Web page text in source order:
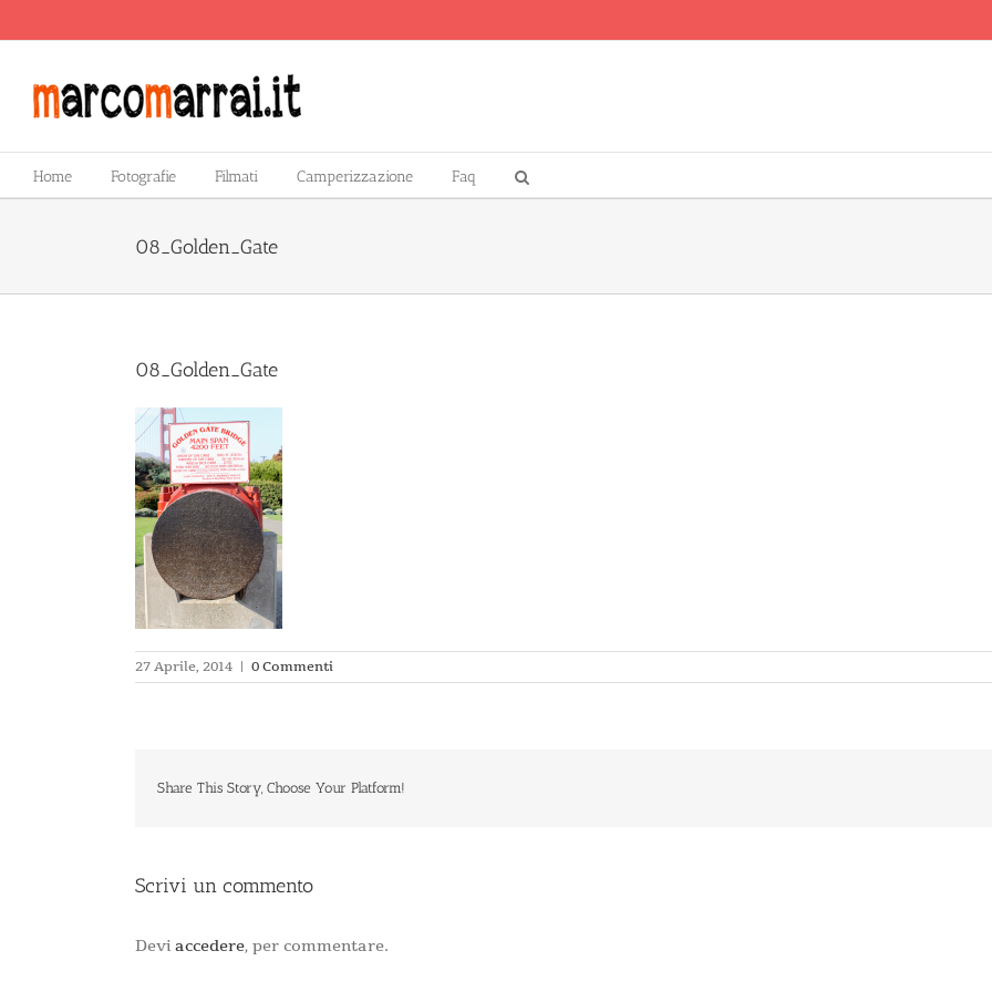
Home Fotografie Filmati Camperizzazione Faq
08_Golden_Gate
08_Golden_Gate
27 Aprile, 2014 | 0 Commenti
Share This Story, Choose Your Platform!
Scrivi un commento
Devi accedere, per commentare.